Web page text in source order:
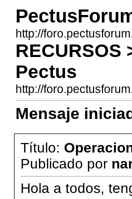
http://
RECURSOS
Pectus
http://
Mensaje
Título:
Publicado por
Hola a todos,